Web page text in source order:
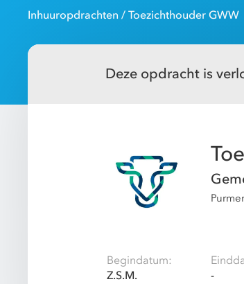
Inhuuropdrachten / Toezichthouder GWW
Deze opdracht is
Begindatum:
Z.S.M.
-